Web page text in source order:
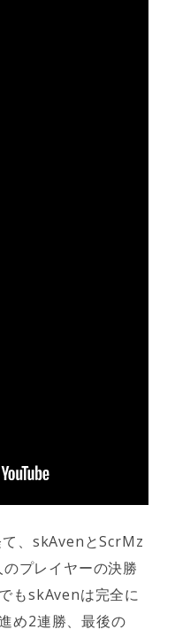
て、skAvenとScrMz
プレイヤーの決勝
もskAvenは完全に
め2連勝、最後の